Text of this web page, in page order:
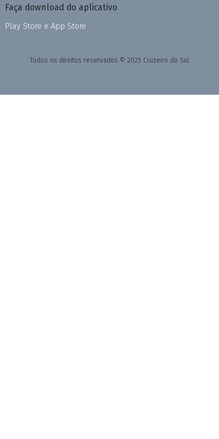
Faça download do aplicativo
Play Store e App Store
Todos os direitos reservados © 2025 Cruzeiro do Sul